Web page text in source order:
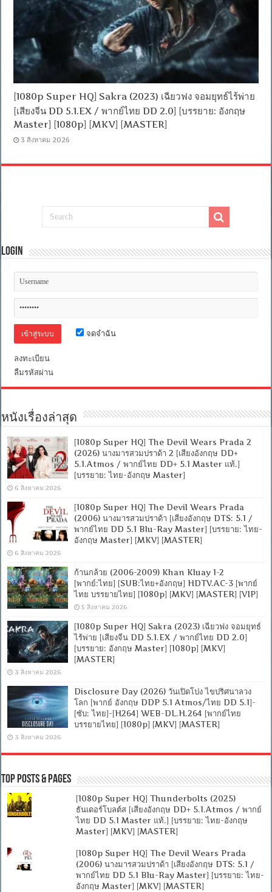
[1080p Super HQ] Sakra (2023) เฉียวฟง จอมยุทธ์ไร้พ่าย
[เสียงจีน DD 5.1.EX / พากย์ไทย DD 2.0] [บรรยาย: อังกฤษ
Master] [1080p] [MKV] [MASTER]
3 สิงหาคม 2026
Login
จดจำฉัน
ลงทะเบียน
ลืมรหัสผ่าน
หนังเรื่องล่าสุด
[1080p Super HQ] The Devil Wears Prada 2
(2026) นางมารสวมปราด้า 2 [เสียงอังกฤษ DD+
5.1.Atmos / พากย์ไทย DD+ 5.1 Master แท้.]
[บรรยาย: ไทย-อังกฤษ Master]
6 สิงหาคม 2026
[1080p Super HQ] The Devil Wears Prada
(2006) นางมารสวมปราด้า [เสียงอังกฤษ DTS: 5.1 /
พากย์ไทย DD 5.1 Blu-Ray Master] [บรรยาย: ไทย-
อังกฤษ Master] [MKV] [MASTER]
6 สิงหาคม 2026
ก้านกล้วย (2006-2009) Khan Kluay 1-2
[พากย์:ไทย] [SUB:ไทย+อังกฤษ] HDTV.AC-3 [พากย์
ไทย บรรยายไทย] [1080p] [MKV] [MASTER] [VIP]
5 สิงหาคม 2026
[1080p Super HQ] Sakra (2023) เฉียวฟง จอมยุทธ์
ไร้พ่าย [เสียงจีน DD 5.1.EX / พากย์ไทย DD 2.0]
[บรรยาย: อังกฤษ Master] [1080p] [MKV]
[MASTER]
3 สิงหาคม 2026
Disclosure Day (2026) วันเปิดโปง ไขปริศนาลวง
โลก [พากย์ อังกฤษ DDP 5.1 Atmos/ไทย DD 5.1]-
[ซับ: ไทย]-[H264] WEB-DL.H.264 [พากย์ไทย
บรรยายไทย] [1080p] [MKV] [MASTER]
3 สิงหาคม 2026
Top Posts & Pages
[1080p Super HQ] Thunderbolts (2025)
ธันเดอร์โบลต์ส [เสียงอังกฤษ DD+ 5.1.Atmos / พากย์
ไทย DD 5.1 Master แท้.] [บรรยาย: ไทย-อังกฤษ
Master] [MKV] [MASTER]
[1080p Super HQ] The Devil Wears Prada
(2006) นางมารสวมปราด้า [เสียงอังกฤษ DTS: 5.1 /
พากย์ไทย DD 5.1 Blu-Ray Master] [บรรยาย: ไทย-
อังกฤษ Master] [MKV] [MASTER]